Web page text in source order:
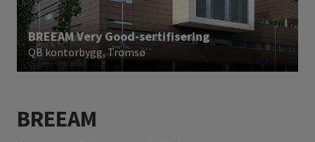
BREEAM Very Good-sertifisering
QB kontorbygg, Tromsø
BREEAM